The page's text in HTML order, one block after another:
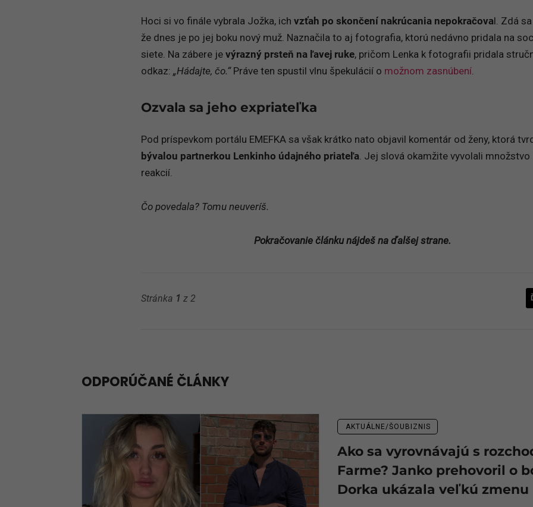
Hoci si vo finále vybrala Jožka, ich vzťah po skončení nakrúcania nepokračoval. Zdá
že dnes je po jej boku nový muž. Naznačila to aj fotografia, ktorú nedávno pridala na
siete. Na zábere je výrazný prsteň na ľavej ruke, pričom Lenka k fotografii pridala
odkaz: „Hádajte, čo.“Práve ten spustil vlnu špekulácií o možnom zasnúbení
Ozvala sa jeho expriateľka
Pod príspevkom portálu EMEFKA sa však krátko nato objavil komentár od ženy, ktorá
bývalou partnerkou Lenkinho údajného priateľa. Jej slová okamžite vyvolali množstvo
reakcií.
Čo povedala? Tomu neuveríš.
Pokračovanie článku nájdeš na ďalšej strane.
Stránka 1 z 2
ODPORÚČANÉ ČLÁNKY
AKTUÁLNE/ŠOUBIZNIS
Ako sa vyrovnávajú s
Farme? Janko prehovoril o
Dorka ukázala veľkú zmenu